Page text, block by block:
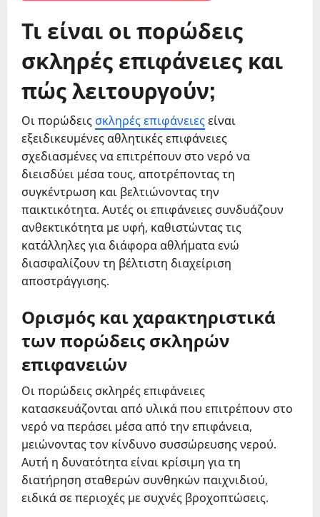
Τι είναι οι πορώδεις
σκληρές επιφάνειες και
πώς λειτουργούν;
Οι πορώδειςσκληρές επιφάνειεςείναι
εξειδικευμένες αθλητικές επιφάνειες
σχεδιασμένες να επιτρέπουν στο νερό να
διεισδύει μέσα τους, αποτρέποντας τη
συγκέντρωση και βελτιώνοντας την
παικτικότητα. Αυτές οι επιφάνειες συνδυάζουν
ανθεκτικότητα με υφή, καθιστώντας τις
κατάλληλες για διάφορα αθλήματα ενώ
διασφαλίζουν τη βέλτιστη διαχείριση
αποστράγγισης.
Ορισμός και χαρακτηριστικά
των πορώδεις σκληρών
επιφανειών
Οι πορώδεις σκληρές επιφάνειες
κατασκευάζονται από υλικά που επιτρέπουν στο
νερό να περάσει μέσα από την επιφάνεια,
μειώνοντας τον κίνδυνο συσσώρευσης νερού.
Αυτή η δυνατότητα είναι κρίσιμη για τη
διατήρηση σταθερών συνθηκών παιχνιδιού,
ειδικά σε περιοχές με συχνές βροχοπτώσεις.